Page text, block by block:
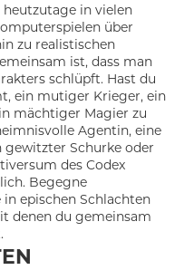
heutzutage in vielen
über
zu realistischen
ist, dass man
schlüpft. Hast du
ein mutiger Krieger, ein
mächtiger Magier zu
Agentin, eine
Schurke oder
des Codex
Begegne
epischen Schlachten
denen du gemeinsam